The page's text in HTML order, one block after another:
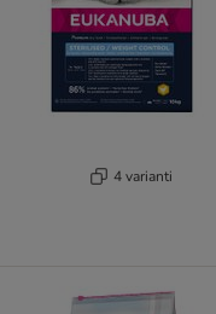
4 varianti